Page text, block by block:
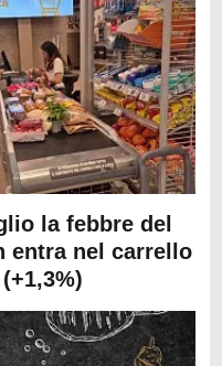
la febbre del
entra nel carrello